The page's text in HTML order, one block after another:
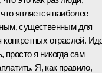
является наиболее
существенным для
отраслей.
просто я никогда сам
Я, как правило,